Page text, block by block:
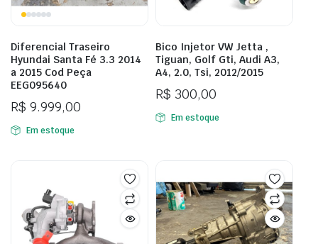
Diferencial Traseiro
Hyundai Santa Fé 3.3 2014
a 2015 Cod Peça
EEG095640
R$ 9.999,00
Em estoque
Bico Injetor VW Jetta ,
Tiguan, Golf Gti, Audi A3,
A4, 2.0, Tsi, 2012/2015
R$ 300,00
Em estoque